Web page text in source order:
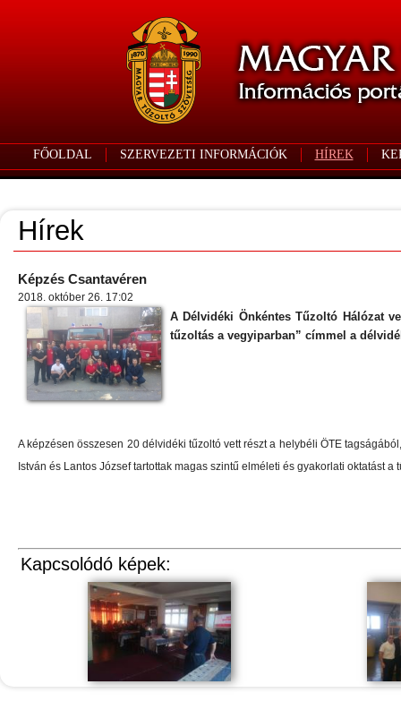
FŐOLDAL SZERVEZETI INFORMÁCIÓK HÍREK
Hírek
Képzés Csantavéren
2018. október 26. 17:02
A Délvidéki Önkéntes Tűzoltó Hálózat
tűzoltás a vegyiparban” címmel a
A képzésen összesen 20 délvidéki tűzoltó vett részt a helybéli ÖTE
István és Lantos József tartottak magas szintű elméleti és gyakorlati oktatást a
Kapcsolódó képek: